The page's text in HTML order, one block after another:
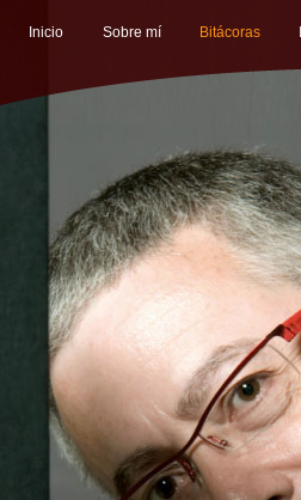
Inicio Sobre mí Bitácoras